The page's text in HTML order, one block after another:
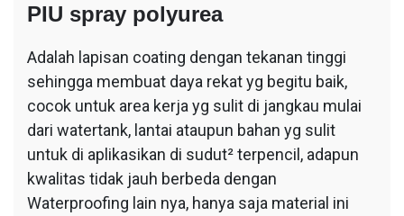
PIU spray polyurea
Adalah lapisan coating dengan tekanan tinggi
sehingga membuat daya rekat yg begitu baik,
cocok untuk area kerja yg sulit di jangkau mulai
dari watertank, lantai ataupun bahan yg sulit
untuk di aplikasikan di sudut² terpencil, adapun
kwalitas tidak jauh berbeda dengan
Waterproofing lain nya, hanya saja material ini